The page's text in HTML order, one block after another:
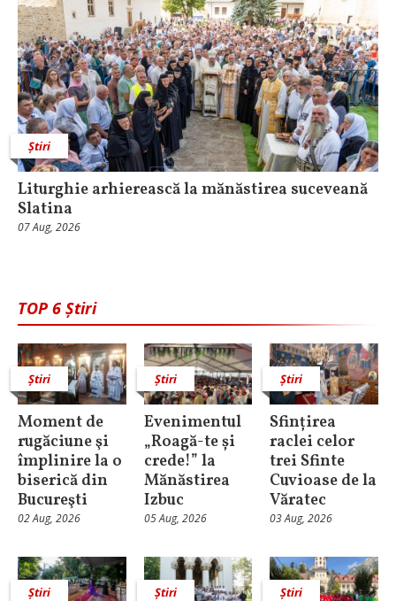
Știri
Liturghie arhierească la mănăstirea suceveană
Slatina
07 Aug, 2026
TOP 6 Știri
Știri
Moment de
rugăciune şi
împlinire la o
biserică din
Bucureşti
02 Aug, 2026
Știri
Evenimentul
„Roagă-te și
crede!” la
Mănăstirea
Izbuc
05 Aug, 2026
Știri
Sfințirea
raclei celor
trei Sfinte
Cuvioase de la
Văratec
03 Aug, 2026
Știri Știri Știri